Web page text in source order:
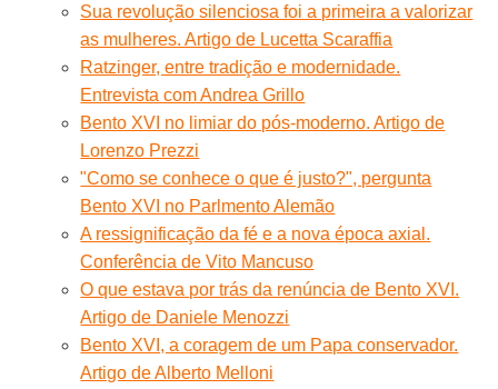
Sua revolução silenciosa foi a primeira a valorizar
as mulheres. Artigo de Lucetta Scaraffia
Ratzinger, entre tradição e modernidade.
Entrevista com Andrea Grillo
Bento XVI no limiar do pós-moderno. Artigo de
Lorenzo Prezzi
"Como se conhece o que é justo?", pergunta
Bento XVI no Parlmento Alemão
A ressignificação da fé e a nova época axial.
Conferência de Vito Mancuso
O que estava por trás da renúncia de Bento XVI.
Artigo de Daniele Menozzi
Bento XVI, a coragem de um Papa conservador.
Artigo de Alberto Melloni